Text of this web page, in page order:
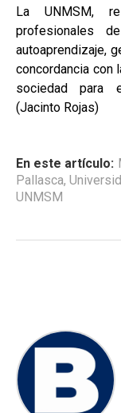
La UNMSM,
profesionales
autoaprendizaje,
concordancia con
sociedad para
(Jacinto Rojas)
En este artículo:
Pallasca,
UNMSM